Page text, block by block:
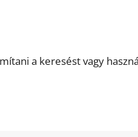
a keresést vagy